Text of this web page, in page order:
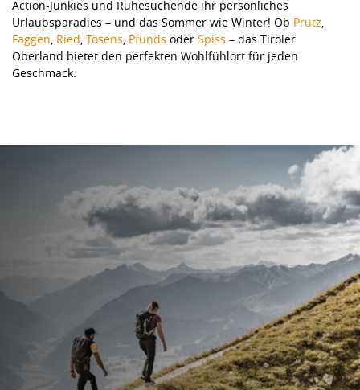
Action-Junkies und Ruhesuchende ihr persönliches
Urlaubsparadies – und das Sommer wie Winter! Ob Prutz,
Faggen, Ried, Tösens, Pfunds oder Spiss – das Tiroler
Oberland bietet den perfekten Wohlfühlort für jeden
Geschmack.